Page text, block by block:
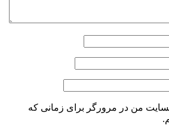
من در مرورگر برای زمانی که